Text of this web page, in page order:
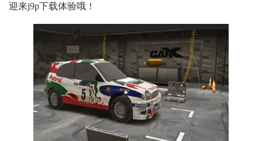
迎来j9p下载体验哦！